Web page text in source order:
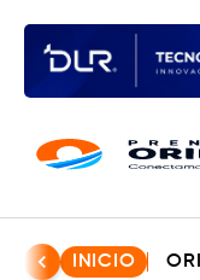
INICIO